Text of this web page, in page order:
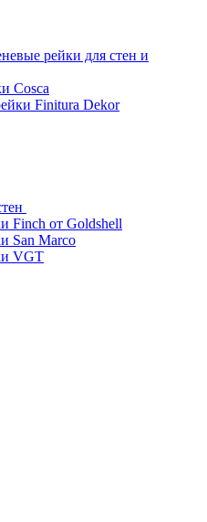
рейки для стен и
Cosca
Finitura Dekor
Finch от Goldshell
San Marco
VGT